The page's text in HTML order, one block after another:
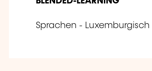
Sprachen - Luxemburgisch